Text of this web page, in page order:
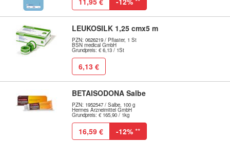
LEUKOSILK 1,25 cmx5 m
PZN: 0626219 / Pflaster, 1 St
BSN medical GmbH
Grundpreis: € 6,13 / 1St
6,13 €
BETAISODONA Salbe
PZN: 1952547 / Salbe, 100 g
Hermes Arzneimittel GmbH
Grundpreis: € 165,90 / 1kg
16,59 € -12% **